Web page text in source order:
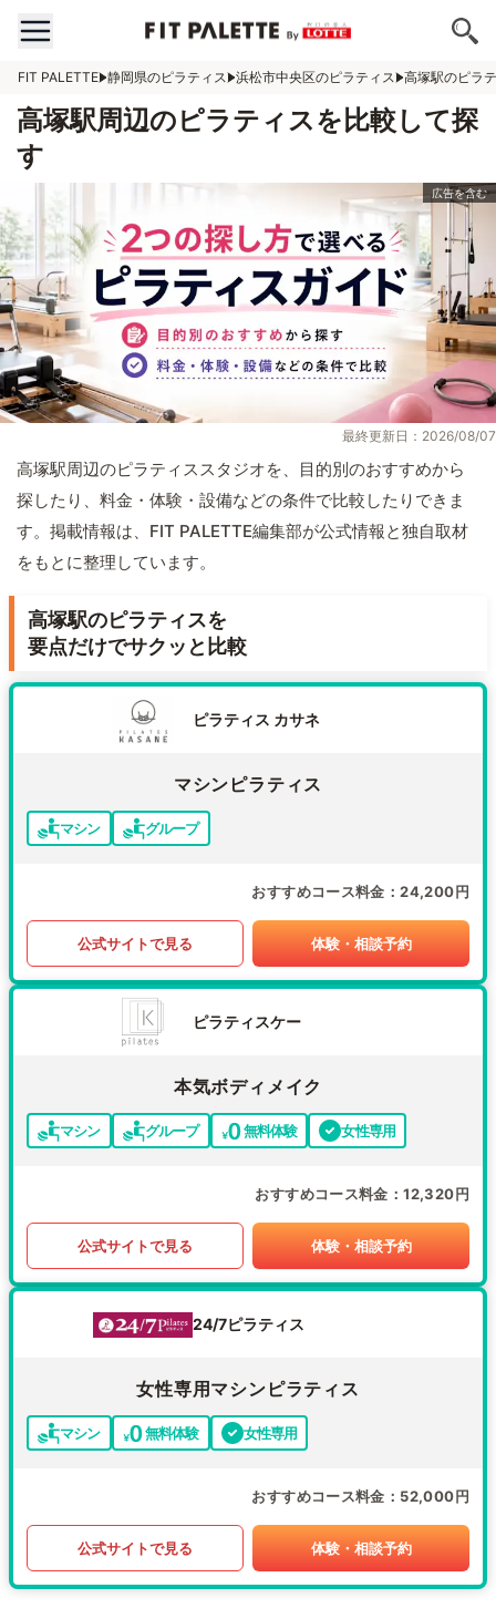
FIT PALETTE 静岡県のピラティス 浜松市中央区のピラティス 高塚駅のピラ
高塚駅周辺のピラティスを比較して探
す
最終更新日：2026/08/07
高塚駅周辺のピラティススタジオを、目的別のおすすめから
探したり、料金・体験・設備などの条件で比較したりできま
す。掲載情報は、FIT PALETTE編集部が公式情報と独自取材
をもとに整理しています。
高塚駅のピラティスを
要点だけでサクッと比較
ピラティス カサネ
マシンピラティス
マシン グループ
おすすめコース料金 24,200円
公式サイトで見る 体験・相談予約
ピラティスケー
本気ボディメイク
マシン グループ 無料体験 女性専用
おすすめコース料金 12,320円
公式サイトで見る 体験・相談予約
24/7ピラティス
女性専用マシンピラティス
マシン 無料体験 女性専用
おすすめコース料金 52,000円
公式サイトで見る 体験・相談予約